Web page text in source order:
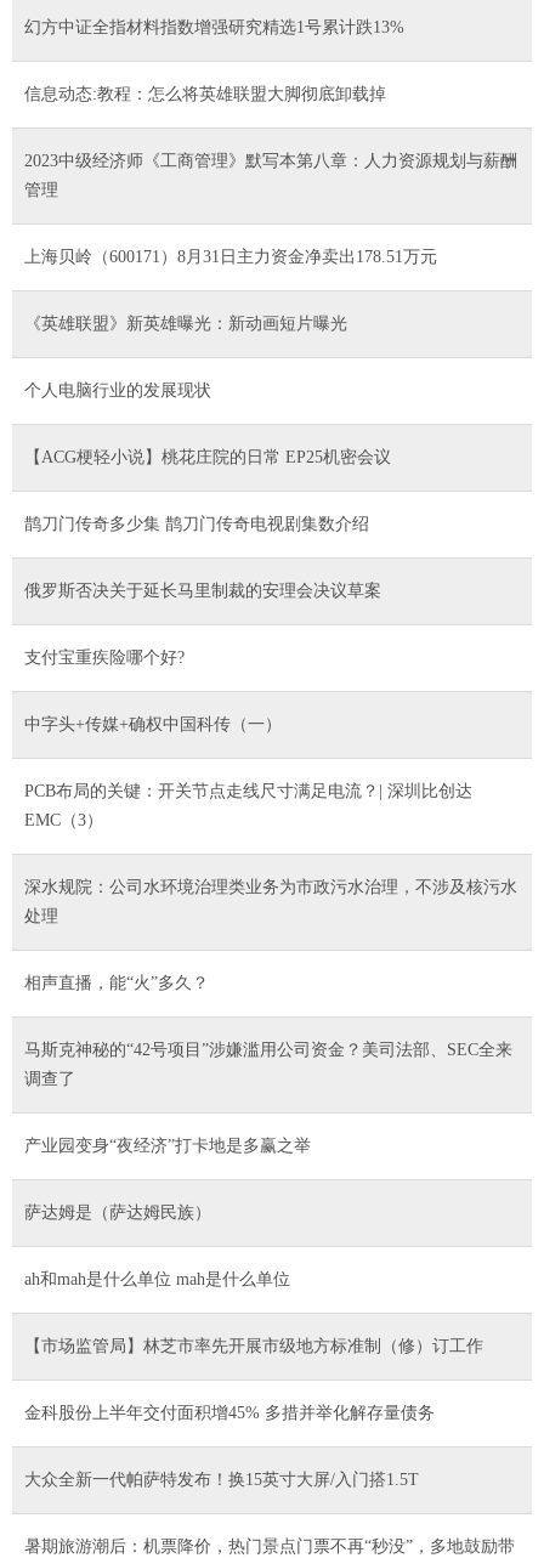
幻方中证全指材料指数增强研究精选1号累计跌13%
信息动态:教程：怎么将英雄联盟大脚彻底卸载掉
2023中级经济师《工商管理》默写本第八章：人力资源规划与薪酬
管理
上海贝岭（600171）8月31日主力资金净卖出178.51万元
《英雄联盟》新英雄曝光：新动画短片曝光
个人电脑行业的发展现状
【ACG梗轻小说】桃花庄院的日常 EP25机密会议
鹊刀门传奇多少集 鹊刀门传奇电视剧集数介绍
俄罗斯否决关于延长马里制裁的安理会决议草案
支付宝重疾险哪个好?
中字头+传媒+确权中国科传（一）
PCB布局的关键：开关节点走线尺寸满足电流？| 深圳比创达
EMC（3）
深水规院：公司水环境治理类业务为市政污水治理，不涉及核污水
处理
相声直播，能“火”多久？
马斯克神秘的“42号项目”涉嫌滥用公司资金？美司法部、SEC全来
调查了
产业园变身“夜经济”打卡地是多赢之举
萨达姆是（萨达姆民族）
ah和mah是什么单位 mah是什么单位
【市场监管局】林芝市率先开展市级地方标准制（修）订工作
金科股份上半年交付面积增45% 多措并举化解存量债务
大众全新一代帕萨特发布！换15英寸大屏/入门搭1.5T
暑期旅游潮后：机票降价，热门景点门票不再“秒没”，多地鼓励带